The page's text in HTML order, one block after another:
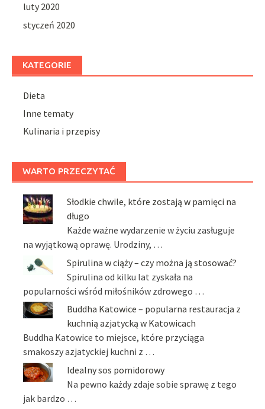
luty 2020
styczeń 2020
KATEGORIE
Dieta
Inne tematy
Kulinaria i przepisy
WARTO PRZECZYTAĆ
Słodkie chwile, które zostają w pamięci na
długo
Każde ważne wydarzenie w życiu zasługuje
na wyjątkową oprawę. Urodziny, …
Spirulina w ciąży – czy można ją stosować?
Spirulina od kilku lat zyskała na
popularności wśród miłośników zdrowego …
Buddha Katowice – popularna restauracja z
kuchnią azjatycką w Katowicach
Buddha Katowice to miejsce, które przyciąga
smakoszy azjatyckiej kuchni z …
Idealny sos pomidorowy
Na pewno każdy zdaje sobie sprawę z tego
jak bardzo …